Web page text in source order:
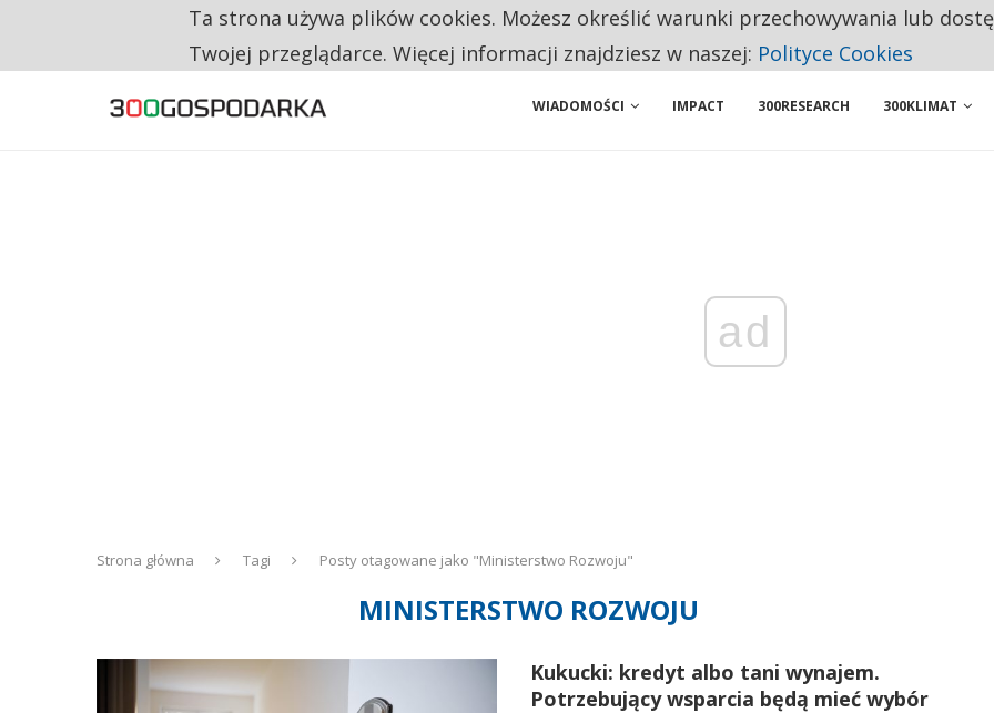
TRZECH NA CZTERECH PONOWNIE ZAŁOŻYŁOBY WŁASNĄ FIRMĘ. INNYM JUŻ TAK ŁATWO JEJ NIE POLECAJĄ
WIADOMOŚCI IMPACT 300RESEARCH 300KLIMAT
ad
Strona główna Tagi Posty otagowane jako "Ministerstwo Rozwoju"
MINISTERSTWO ROZWOJU
Kukucki: kredyt albo tani wynajem.
Potrzebujący wsparcia będą mieć wybór
Ta strona używa plików cookies. Możesz określić warunki przechowywania lub
Twojej przeglądarce. Więcej informacji znajdziesz w naszej: Polityce Cookies